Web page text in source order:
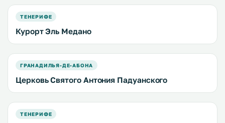
ТЕНЕРИФЕ
Курорт Эль Медано
ГРАНАДИЛЬЯ-ДЕ-АБОНА
Церковь Святого Антония Падуанского
ТЕНЕРИФЕ